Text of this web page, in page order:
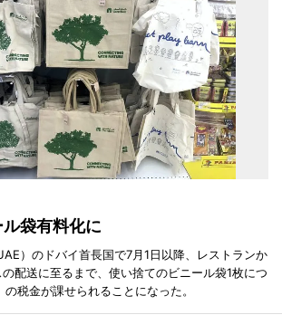
ル袋有料化に
）のドバイ首長国で7月1日以降、レストランか
配送に至るまで、使い捨てのビニール袋1枚につ
税金が課せられることになった。